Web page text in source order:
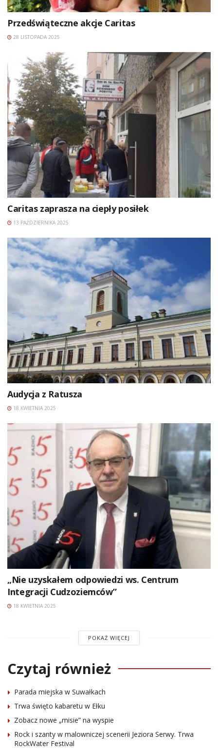
Przedświąteczne akcje Caritas
28 LISTOPADA 2025
Caritas zaprasza na ciepły posiłek
13 PAŹDZIERNIKA 2025
Audycja z Ratusza
18 KWIETNIA 2025
„Nie uzyskałem odpowiedzi ws. Centrum
Integracji Cudzoziemców”
18 KWIETNIA 2025
POKAŻ WIĘCEJ
Czytaj również
Parada miejska w Suwałkach
Trwa święto kabaretu w Ełku
Zobacz nowe „misie” na wyspie
Rock i szanty w malowniczej scenerii Jeziora Serwy. Trwa
RockWater Festival